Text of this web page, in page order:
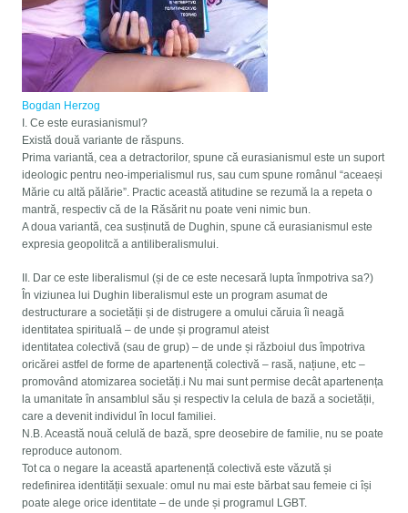
Bogdan Herzog
I. Ce este eurasianismul?
Există două variante de răspuns.
Prima variantă, cea a detractorilor, spune că eurasianismul este un suport
ideologic pentru neo-imperialismul rus, sau cum spune românul “aceaeși
Mărie cu altă pălărie”. Practic această atitudine se rezumă la a repeta o
mantră, respectiv că de la Răsărit nu poate veni nimic bun.
A doua variantă, cea susținută de Dughin, spune că eurasianismul este
expresia geopolitcă a antiliberalismului.
II. Dar ce este liberalismul (și de ce este necesară lupta înmpotriva sa?)
În viziunea lui Dughin liberalismul este un program asumat de
destructurare a societății și de distrugere a omului căruia îi neagă
identitatea spirituală – de unde și programul ateist
identitatea colectivă (sau de grup) – de unde și războiul dus împotriva
oricărei astfel de forme de apartenență colectivă – rasă, națiune, etc –
promovând atomizarea societăți.i Nu mai sunt permise decât apartenența
la umanitate în ansamblul său și respectiv la celula de bază a societății,
care a devenit individul în locul familiei.
N.B. Această nouă celulă de bază, spre deosebire de familie, nu se poate
reproduce autonom.
Tot ca o negare la această apartenență colectivă este văzută și
redefinirea identității sexuale: omul nu mai este bărbat sau femeie ci își
poate alege orice identitate – de unde și programul LGBT.